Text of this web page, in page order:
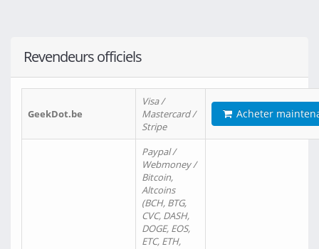
Revendeurs officiels
GeekDot.be
Visa /
Mastercard /
Stripe
Acheter
Paypal /
Webmoney /
Bitcoin,
Altcoins
(BCH, BTG,
CVC, DASH,
DOGE, EOS,
ETC, ETH,